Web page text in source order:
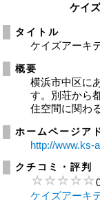
ケイ
タイトル
ケイズアーキ
概要
横浜市中区に
す。別荘から
住空間に関わ
ホームページア
http://www.ks-
クチコミ・評判
ケイズアーキ